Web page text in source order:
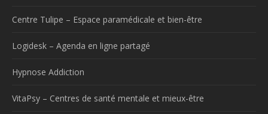
Centre Tulipe – Espace paramédicale et bien-être
Logidesk – Agenda en ligne partagé
Hypnose Addiction
VitaPsy – Centres de santé mentale et mieux-être